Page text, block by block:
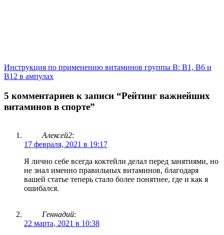
Инструкция по применению витаминов группы В: В1, В6 и
В12 в ампулах
5 комментариев к записи “Рейтинг важнейших
витаминов в спорте”
Алексей2:
17 февраля, 2021 в 19:17
Я лично себе всегда коктейли делал перед занятиями, но
не знал именно правильных витаминов, благодаря
вашей статье теперь стало более понятнее, где и как я
ошибался.
Геннадий:
22 марта, 2021 в 10:38